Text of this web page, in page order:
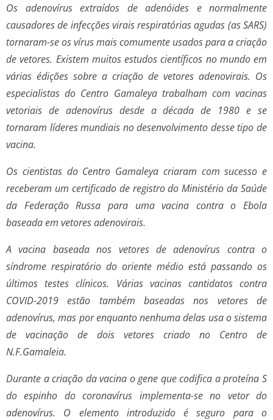
Os adenovírus extraídos de adenóides e normalmente
causadores de infecções virais respiratórias agudas (as SARS)
tornaram-se os vírus mais comumente usados para a criação
de vetores. Existem muitos estudos científicos no mundo em
várias édições sobre a criação de vetores adenovirais. Os
especialistas do Centro Gamaleya trabalham com vacinas
vetoriais de adenovírus desde a década de 1980 e se
tornaram líderes mundiais no desenvolvimento desse tipo de
vacina.
Os cientistas do Centro Gamaleya criaram com sucesso e
receberam um certificado de registro do Ministério da Saúde
da Federação Russa para uma vacina contra o Ebola
baseada em vetores adenovirais.
A vacina baseada nos vetores de adenovírus contra o
síndrome respiratório do oriente médio está passando os
últimos testes clínicos. Várias vacinas cantidatos contra
COVID-2019 estão também baseadas nos vetores de
adenovírus, mas por enquanto nenhuma delas usa o sistema
de vacinação de dois vetores criado no Centro de
N.F.Gamaleia.
Durante a criação da vacina o gene que codifica a proteína S
do espinho do coronavírus implementa-se no vetor do
adenovírus. O elemento introduzido é seguro para o